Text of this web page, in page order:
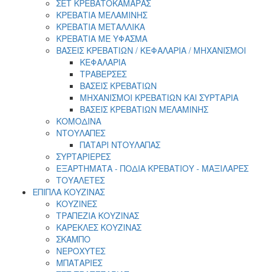
ΣΕΤ ΚΡΕΒΑΤΟΚΑΜΑΡΑΣ
ΚΡΕΒΑΤΙΑ ΜΕΛΑΜΙΝΗΣ
ΚΡΕΒΑΤΙΑ ΜΕΤΑΛΛΙΚΑ
ΚΡΕΒΑΤΙΑ ΜΕ ΥΦΑΣΜΑ
ΒΑΣΕΙΣ ΚΡΕΒΑΤΙΩΝ / ΚΕΦΑΛΑΡΙΑ / MHXANIΣΜΟΙ
ΚΕΦΑΛΑΡΙΑ
ΤΡΑΒΕΡΣΕΣ
ΒΑΣΕΙΣ ΚΡΕΒΑΤΙΩΝ
ΜΗΧΑΝΙΣΜΟΙ ΚΡΕΒΑΤΙΩΝ ΚΑΙ ΣΥΡΤΑΡΙΑ
ΒΑΣΕΙΣ ΚΡΕΒΑΤΙΩΝ ΜΕΛΑΜΙΝΗΣ
ΚΟΜΟΔΙΝΑ
ΝΤΟΥΛΑΠΕΣ
ΠΑΤΑΡΙ ΝΤΟΥΛΑΠΑΣ
ΣΥΡΤΑΡΙΕΡΕΣ
ΕΞΑΡΤΗΜΑΤΑ - ΠΟΔΙΑ ΚΡΕΒΑΤΙΟΥ - ΜΑΞΙΛΑΡΕΣ
ΤΟΥΑΛΕΤΕΣ
ΕΠΙΠΛΑ ΚΟΥΖΙΝΑΣ
ΚΟΥΖΙΝΕΣ
ΤΡΑΠΕΖΙΑ ΚΟΥΖΙΝΑΣ
ΚΑΡΕΚΛΕΣ ΚΟΥΖΙΝΑΣ
ΣΚΑΜΠΟ
ΝΕΡΟΧΥΤΕΣ
ΜΠΑΤΑΡΙΕΣ